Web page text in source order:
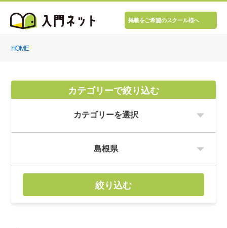
掲載をご希望のスクール様へ
HOME
カテゴリーで絞り込む
絞り込む